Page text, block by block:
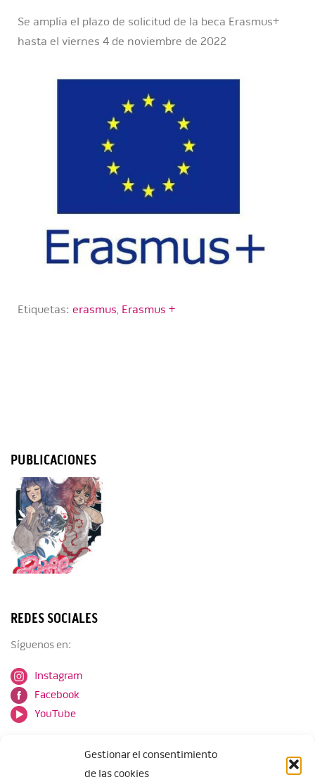
Gestionar el consentimiento
de las cookies
Se amplía el plazo de solicitud de la beca Erasmus+
hasta el viernes 4 de noviembre de 2022
Etiquetas: erasmus, Erasmus +
PUBLICACIONES
REDES SOCIALES
Síguenos en:
Instagram
Facebook
YouTube